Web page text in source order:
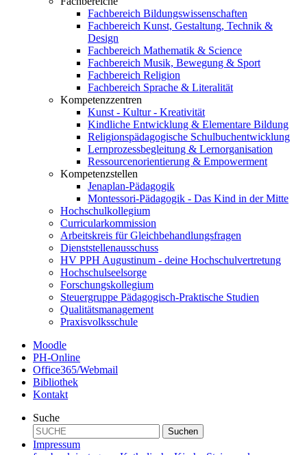
Fachbereich Bildungswissenschaften
Fachbereich Kunst, Gestaltung, Technik &
Design
Fachbereich Mathematik & Science
Fachbereich Musik, Bewegung & Sport
Fachbereich Religion
Fachbereich Sprache & Literalität
Kompetenzzentren
Kunst - Kultur - Kreativität
Kindliche Entwicklung & Elementare Bildung
Religionspädagogische Schulbuchentwicklung
Lernprozessbegleitung & Lernorganisation
Ressourcenorientierung & Empowerment
Kompetenzstellen
Jenaplan-Pädagogik
Montessori-Pädagogik - Das Kind in der Mitte
Hochschulkollegium
Curricularkommission
Arbeitskreis für Gleichbehandlungsfragen
Dienststellenausschuss
HV PPH Augustinum - deine Hochschulvertretung
Hochschulseelsorge
Forschungskollegium
Steuergruppe Pädagogisch-Praktische Studien
Qualitätsmanagement
Praxisvolksschule
Moodle
PH-Online
Office365/Webmail
Bibliothek
Kontakt
Suche
Suchen
Impressum